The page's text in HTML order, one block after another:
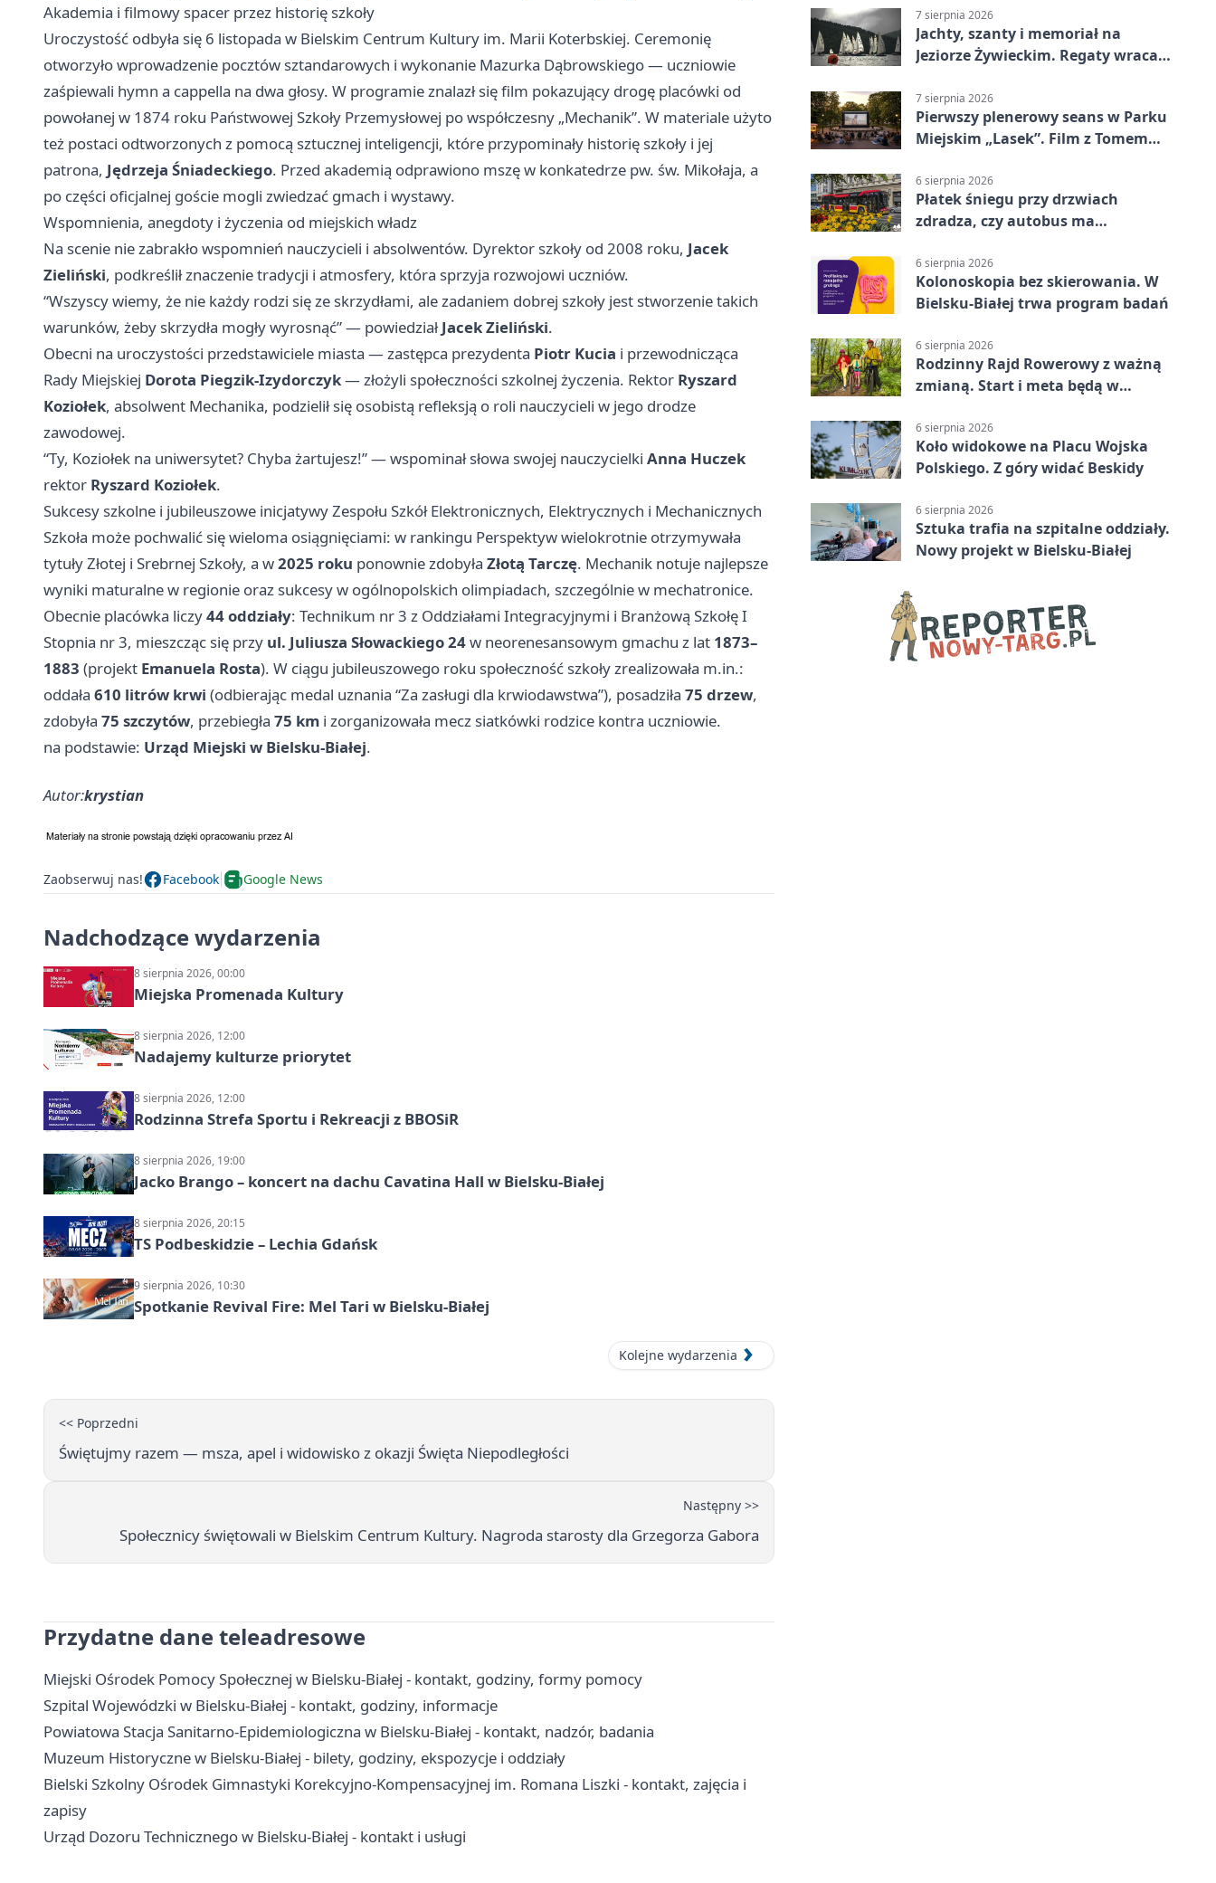
Akademia i filmowy spacer przez historię szkoły
Uroczystość odbyła się 6 listopada w Bielskim Centrum Kultury im. Marii Koterbskiej. Ceremonię
otworzyło wprowadzenie pocztów sztandarowych i wykonanie Mazurka Dąbrowskiego — uczniowie
zaśpiewali hymn a cappella na dwa głosy. W programie znalazł się film pokazujący drogę placówki od
powołanej w 1874 roku Państwowej Szkoły Przemysłowej po współczesny „Mechanik”. W materiale użyto
też postaci odtworzonych z pomocą sztucznej inteligencji, które przypominały historię szkoły i jej
patrona, Jędrzeja Śniadeckiego. Przed akademią odprawiono mszę w konkatedrze pw. św. Mikołaja, a
po części oficjalnej goście mogli zwiedzać gmach i wystawy.
Wspomnienia, anegdoty i życzenia od miejskich władz
Na scenie nie zabrakło wspomnień nauczycieli i absolwentów. Dyrektor szkoły od 2008 roku, Jacek
Zieliński, podkreślił znaczenie tradycji i atmosfery, która sprzyja rozwojowi uczniów.
“Wszyscy wiemy, że nie każdy rodzi się ze skrzydłami, ale zadaniem dobrej szkoły jest stworzenie takich
warunków, żeby skrzydła mogły wyrosnąć” — powiedziałJacek Zieliński.
Obecni na uroczystości przedstawiciele miasta — zastępca prezydenta Piotr Kucia i przewodnicząca
Rady Miejskiej Dorota Piegzik-Izydorczyk— złożyli społeczności szkolnej życzenia. Rektor Ryszard
Koziołek, absolwent Mechanika, podzielił się osobistą refleksją o roli nauczycieli w jego drodze
zawodowej.
“Ty, Koziołek na uniwersytet? Chyba żartujesz!” — wspominał słowa swojej nauczycielki Anna Huczek
rektor Ryszard Koziołek.
Sukcesy szkolne i jubileuszowe inicjatywy Zespołu Szkół Elektronicznych, Elektrycznych i Mechanicznych
Szkoła może pochwalić się wieloma osiągnięciami: w rankingu Perspektyw wielokrotnie otrzymywała
tytuły Złotej i Srebrnej Szkoły, a w2025 roku ponownie zdobyła Złotą Tarczę. Mechanik notuje najlepsze
wyniki maturalne w regionie oraz sukcesy w ogólnopolskich olimpiadach, szczególnie w mechatronice.
Obecnie placówka liczy44 oddziały: Technikum nr 3 z Oddziałami Integracyjnymi i Branżową Szkołę I
Stopnia nr 3, mieszcząc się przy ul. Juliusza Słowackiego 24w neorenesansowym gmachu z lat 1873–
1883 (projekt Emanuela Rosta). W ciągu jubileuszowego roku społeczność szkoły zrealizowała m.in.:
oddała 610 litrów krwi (odbierając medal uznania “Za zasługi dla krwiodawstwa”), posadziła 75 drzew,
zdobyła 75 szczytów, przebiegła 75 km i zorganizowała mecz siatkówki rodzice kontra uczniowie.
na podstawie: Urząd Miejski w Bielsku-Białej.
Autor:krystian
Zaobserwuj nas! Facebook Google News
Nadchodzące wydarzenia
8 sierpnia 2026, 00:00
Miejska Promenada Kultury
8 sierpnia 2026, 12:00
Nadajemy kulturze priorytet
8 sierpnia 2026, 12:00
Rodzinna Strefa Sportu i Rekreacji z BBOSiR
8 sierpnia 2026, 19:00
Jacko Brango – koncert na dachu Cavatina Hall w Bielsku-Białej
8 sierpnia 2026, 20:15
TS Podbeskidzie – Lechia Gdańsk
9 sierpnia 2026, 10:30
Spotkanie Revival Fire: Mel Tari w Bielsku-Białej
Kolejne wydarzenia
<< Poprzedni
Świętujmy razem — msza, apel i widowisko z okazji Święta Niepodległości
Następny >>
Społecznicy świętowali w Bielskim Centrum Kultury. Nagroda starosty dla Grzegorza Gabora
Przydatne dane teleadresowe
Miejski Ośrodek Pomocy Społecznej w Bielsku-Białej - kontakt, godziny, formy pomocy
Szpital Wojewódzki w Bielsku-Białej - kontakt, godziny, informacje
Powiatowa Stacja Sanitarno-Epidemiologiczna w Bielsku-Białej - kontakt, nadzór, badania
Muzeum Historyczne w Bielsku-Białej - bilety, godziny, ekspozycje i oddziały
Bielski Szkolny Ośrodek Gimnastyki Korekcyjno-Kompensacyjnej im. Romana Liszki - kontakt, zajęcia i
zapisy
Urząd Dozoru Technicznego w Bielsku-Białej - kontakt i usługi
7 sierpnia 2026
Jachty, szanty i memoriał na
Jeziorze Żywieckim. Regaty wracają
7 sierpnia 2026
Pierwszy plenerowy seans w Parku
Miejskim „Lasek”. Film z Tomem
6 sierpnia 2026
Płatek śniegu przy drzwiach
zdradza, czy autobus ma
6 sierpnia 2026
Kolonoskopia bez skierowania. W
Bielsku-Białej trwa program badań
6 sierpnia 2026
Rodzinny Rajd Rowerowy z ważną
zmianą. Start i meta będą w
6 sierpnia 2026
Koło widokowe na Placu Wojska
Polskiego. Z góry widać Beskidy
6 sierpnia 2026
Sztuka trafia na szpitalne oddziały.
Nowy projekt w Bielsku-Białej